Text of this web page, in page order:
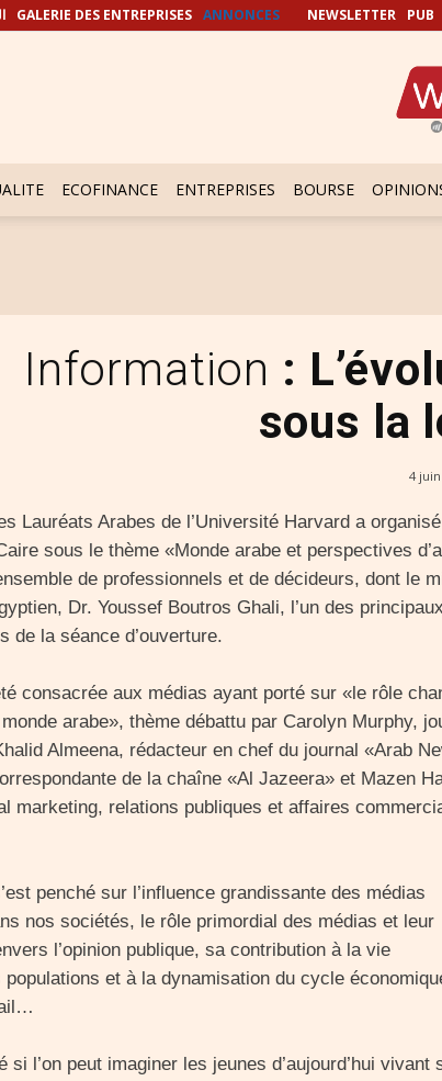
GALERIE DES ENTREPRISES ANNONCES NEWSLETTER PUB
ECOFINANCE ENTREPRISES BOURSE
Information :
sous la
4 juin
Lauréats Arabes de l’Université Harvard a
sous le thème «Monde arabe et perspectives
de professionnels et de décideurs, dont le
Dr. Youssef Boutros Ghali, l’un des principaux
de la séance d’ouverture.
consacrée aux médias ayant porté sur «le rôle
arabe», thème débattu par Carolyn Murphy,
Almeena, rédacteur en chef du journal «Arab
de la chaîne «Al Jazeera» et Mazen
marketing, relations publiques et affaires
penché sur l’influence grandissante des médias
nos sociétés, le rôle primordial des médias et leur
l’opinion publique, sa contribution à la vie
populations et à la dynamisation du cycle
si l’on peut imaginer les jeunes d’aujourd’hui vivant